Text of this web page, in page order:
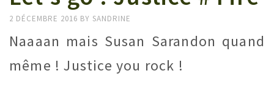
2 DÉCEMBRE 2016 BY SANDRINE
Naaaan mais Susan Sarandon quand
même ! Justice you rock !